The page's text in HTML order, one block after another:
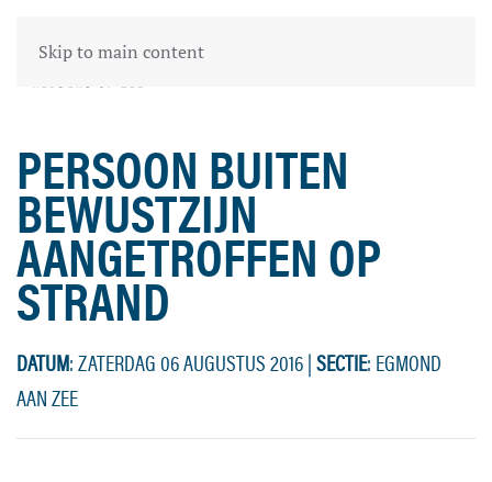
Skip to main content
PERSOON BUITEN
BEWUSTZIJN
AANGETROFFEN OP
STRAND
DATUM: ZATERDAG 06 AUGUSTUS 2016|SECTIE: EGMOND
AAN ZEE